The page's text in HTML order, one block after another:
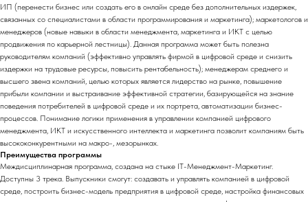
ИП (перенести бизнес или создать его в онлайн среде без дополнительных издержек,
связанных со специалистами в области программирования и маркетинга); маркетологов и
менеджеров (новые навыки в области менеджмента, маркетинга и ИКТ с целью
продвижения по карьерной лестницы). Данная программа может быть полезна
руководителям компаний (эффективно управлять фирмой в цифровой среде и снизить
издержки на трудовые ресурсы, повысить рентабельность); менеджерам среднего и
высшего звена компаний, целью которых является лидерство на рынке, повышение
прибыли компании и выстраивание эффективной стратегии, базирующейся на знание
поведения потребителей в цифровой среде и их портрета, автоматизации бизнес-
процессов. Понимание логики применения в управлении компанией цифрового
менеджмента, ИКТ и искусственного интеллекта и маркетинга позволит компаниям быть
высококонкурентными на макро-, мезорынках.
Преимущества программы
Междисциплинарная программа, создана на стыке IT-Менеджмент-Маркетинг.
Доступны 3 трека. Выпускники смогут: создавать и управлять компанией в цифровой
среде, построить бизнес-модель предприятия в цифровой среде, настройка финансовых